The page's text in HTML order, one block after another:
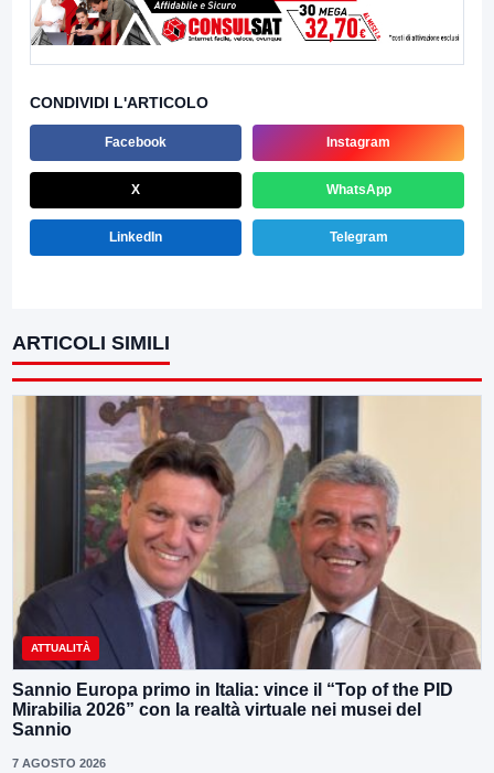
CONDIVIDI L'ARTICOLO
Facebook Instagram
X WhatsApp
LinkedIn Telegram
ARTICOLI SIMILI
ATTUALITÀ
Sannio Europa primo in Italia: vince il “Top of the PID
Mirabilia 2026” con la realtà virtuale nei musei del
Sannio
7 AGOSTO 2026